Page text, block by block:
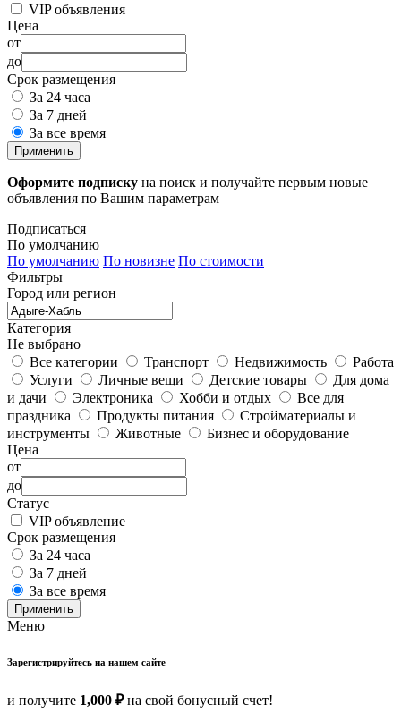
VIP объявления
Цена
от
до
Срок размещения
За 24 часа
За 7 дней
За все время
Применить
Оформите подписку на поиск и получайте первым новые
объявления по Вашим параметрам
Подписаться
По умолчанию
По умолчанию По новизне По стоимости
Фильтры
Город или регион
Категория
Не выбрано
Все категории
Транспорт Недвижимость
Работа
Услуги
Личные вещи Детские товары
Для дома
и дачи
Электроника Хобби и отдых
Все для
праздника
Продукты питания
Стройматериалы и
инструменты
Животные
Бизнес и оборудование
Цена
от
до
Статус
VIP объявление
Срок размещения
За 24 часа
За 7 дней
За все время
Применить
Меню
Зарегистрируйтесь на нашем сайте
и получите 1,000 ₽на свой бонусный счет!